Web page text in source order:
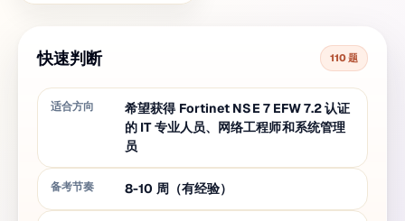
快速判断 110 题
适合方向
希望获得 Fortinet NSE 7 EFW 7.2 认证
的 IT 专业人员、网络工程师和系统管理
员
备考节奏 8-10 周（有经验）